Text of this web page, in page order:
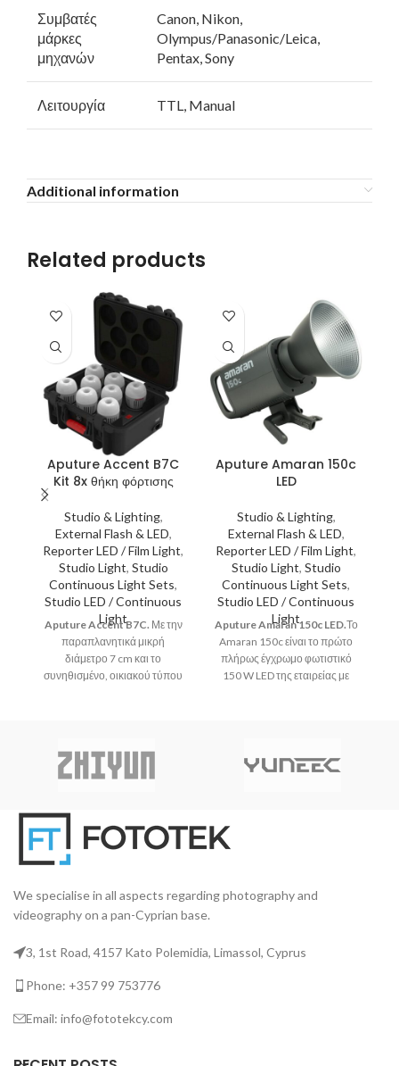
Συμβατές
μάρκες
μηχανών
Canon, Nikon,
Olympus/Panasonic/Leica,
Pentax, Sony
Λειτουργία TTL, Manual
Additional information
Related products
Aputure Accent B7C
Kit 8x θήκη φόρτισης
Studio & Lighting,
External Flash & LED,
Reporter LED / Film Light,
Studio Light, Studio
Continuous Light Sets,
Studio LED / Continuous
Light
Aputure Accent B7C. Με την
παραπλανητικά μικρή
διάμετρο 7 cm και το
συνηθισμένο, οικιακού τύπου
λαμπτήρας Aputure Accent
B7C LED RGBWW.
Aputure Amaran 150c
LED
Studio & Lighting,
External Flash & LED,
Reporter LED / Film Light,
Studio Light, Studio
Continuous Light Sets,
Studio LED / Continuous
Light
Aputure Amaran 150c LED.Το
Amaran 150c είναι το πρώτο
πλήρως έγχρωμο φωτιστικό
150 W LED της εταιρείας με
και καλλιτέχνες.
We specialise in all aspects regarding photography and
videography on a pan-Cyprian base.
3, 1st Road, 4157 Kato Polemidia, Limassol, Cyprus
Phone: +357 99 753776
Email: info@fototekcy.com